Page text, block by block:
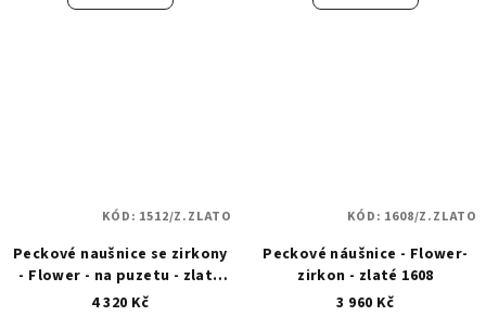
Peckové naušnice se zirkony
- Flower - na puzetu - zlaté
1512
4 320 Kč
KÓD: 1512/Z.ZLATO
Peckové náušnice - Flower-
zirkon - zlaté 1608
3 960 Kč
KÓD: 1608/Z.ZLATO